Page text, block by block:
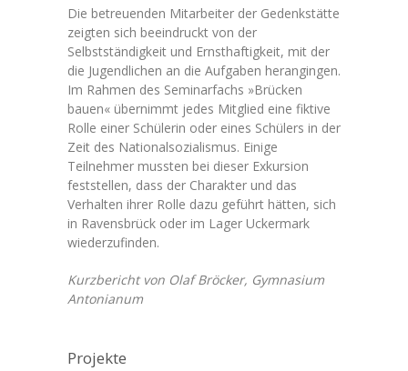
Die betreuenden Mitarbeiter der Gedenkstätte
zeigten sich beeindruckt von der
Selbstständigkeit und Ernsthaftigkeit, mit der
die Jugendlichen an die Aufgaben herangingen.
Im Rahmen des Seminarfachs »Brücken
bauen« übernimmt jedes Mitglied eine fiktive
Rolle einer Schülerin oder eines Schülers in der
Zeit des Nationalsozialismus. Einige
Teilnehmer mussten bei dieser Exkursion
feststellen, dass der Charakter und das
Verhalten ihrer Rolle dazu geführt hätten, sich
in Ravensbrück oder im Lager Uckermark
wiederzufinden.
Kurzbericht von Olaf Bröcker, Gymnasium
Antonianum
Projekte